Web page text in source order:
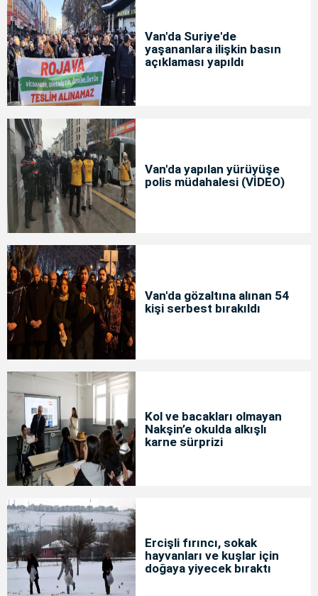
Van'da Suriye'de
yaşananlara ilişkin basın
açıklaması yapıldı
Van'da yapılan yürüyüşe
polis müdahalesi (VİDEO)
Van'da gözaltına alınan 54
kişi serbest bırakıldı
Kol ve bacakları olmayan
Nakşin’e okulda alkışlı
karne sürprizi
Ercişli fırıncı, sokak
hayvanları ve kuşlar için
doğaya yiyecek bıraktı